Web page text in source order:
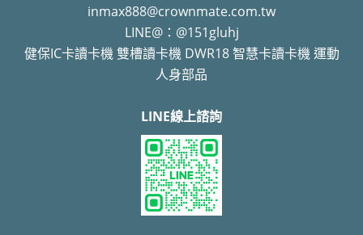
inmax888@crownmate.com.tw
LINE@：@151gluhj
健保IC卡讀卡機 雙槽讀卡機 DWR18 智慧卡讀卡機 運動
人身部品
LINE線上諮詢